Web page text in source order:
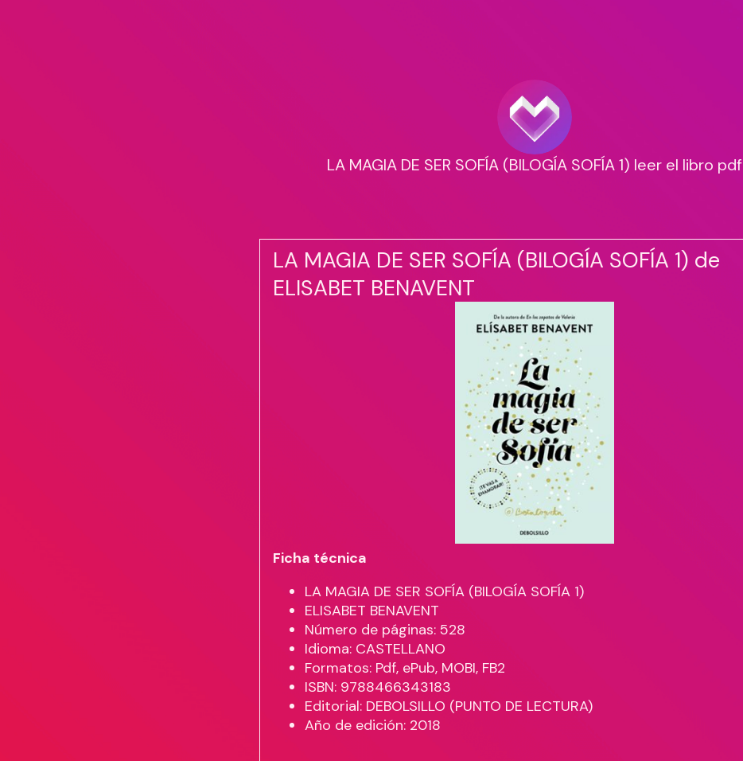
LA MAGIA DE SER SOFÍA (BILOGÍA SOFÍA 1) leer el libro pdf
LA MAGIA DE SER SOFÍA (BILOGÍA SOFÍA 1) de
ELISABET BENAVENT
Ficha técnica
LA MAGIA DE SER SOFÍA (BILOGÍA SOFÍA 1)
ELISABET BENAVENT
Número de páginas: 528
Idioma: CASTELLANO
Formatos: Pdf, ePub, MOBI, FB2
ISBN: 9788466343183
Editorial: DEBOLSILLO (PUNTO DE LECTURA)
Año de edición: 2018